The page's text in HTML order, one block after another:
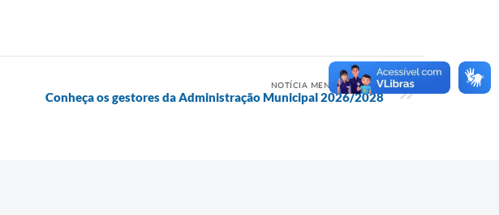
NOTÍCIA MENOS RECENTE
Conheça os gestores da Administração Municipal 2026/2028